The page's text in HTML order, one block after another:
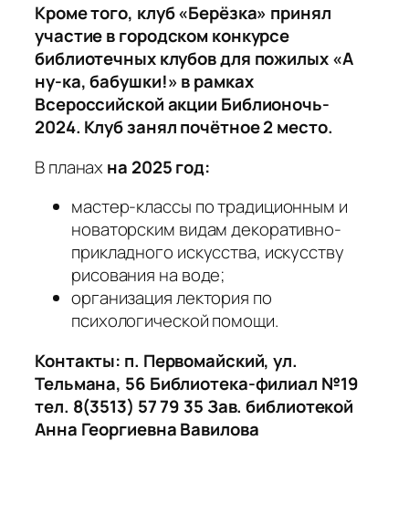
Кроме того, клуб «Берёзка» принял
участие в городском конкурсе
библиотечных клубов для пожилых «А
ну-ка, бабушки!» в рамках
Всероссийской акции Библионочь-
2024. Клуб занял почётное 2 место.
В планах на 2025 год:
мастер-классы по традиционным и
новаторским видам декоративно-
прикладного искусства, искусству
рисования на воде;
организация лектория по
психологической помощи.
Контакты: п. Первомайский, ул.
Тельмана, 56 Библиотека-филиал №19
тел. 8(3513) 57 79 35 Зав. библиотекой
Анна Георгиевна Вавилова